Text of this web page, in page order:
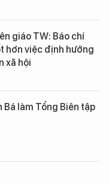
giáo TW: Báo chí
hơn việc định hướng
xã hội
Bá làm Tổng Biên tập